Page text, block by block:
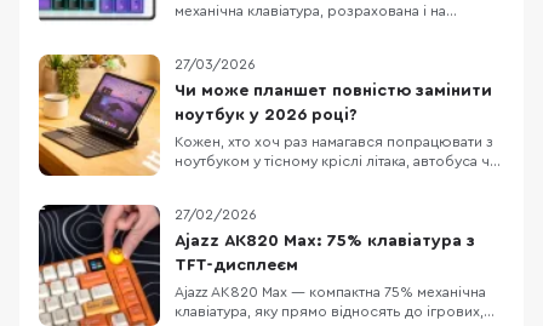
механічна клавіатура, розрахована і на
Mechanical Linear, які попередньо змащені на
заводі. Це забезпечує надзвичайно плавний
хід клавіш та блискавичний відгук без зайво
27/03/2026
Чи може планшет повністю замінити
ноутбук у 2026 році?
Кожен, хто хоч раз намагався попрацювати з
ноутбуком у тісному кріслі літака, автобуса чи
габаритний блок живлення та постійна
нестача місця. Саме тому все більше
фрилансерів, студентів та людей у
відрядженнях замислюют
27/02/2026
Ajazz AK820 Max: 75% клавіатура з
TFT-дисплеєм
Ajazz AK820 Max — компактна 75% механічна
клавіатура, яку прямо відносять до ігрових,